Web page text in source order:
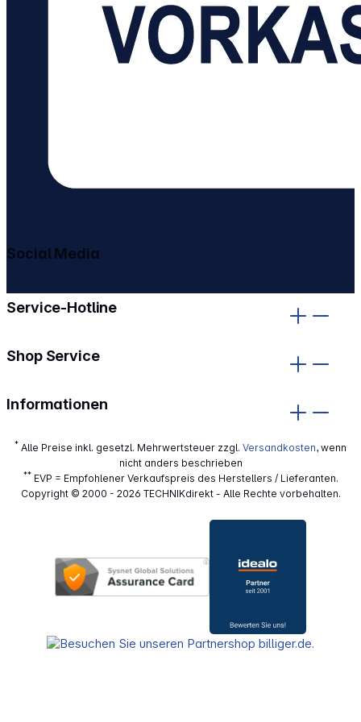
Service-Hotline
Shop Service
Informationen
Social Media
* Alle Preise inkl. gesetzl. Mehrwertsteuer zzgl. Versandkosten, wenn
nicht anders beschrieben
**EVP = Empfohlener Verkaufspreis des Herstellers / Lieferanten.
Copyright © 2000 - 2026 TECHNIKdirekt - Alle Rechte vorbehalten.